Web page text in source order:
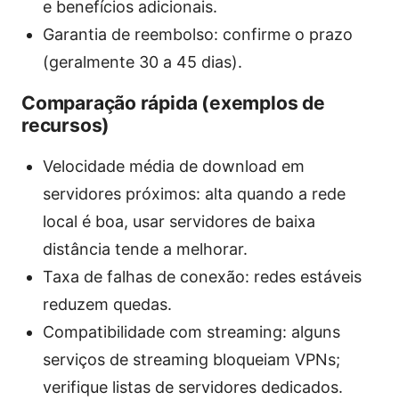
e benefícios adicionais.
Garantia de reembolso: confirme o prazo
(geralmente 30 a 45 dias).
Comparação rápida (exemplos de
recursos)
Velocidade média de download em
servidores próximos: alta quando a rede
local é boa, usar servidores de baixa
distância tende a melhorar.
Taxa de falhas de conexão: redes estáveis
reduzem quedas.
Compatibilidade com streaming: alguns
serviços de streaming bloqueiam VPNs;
verifique listas de servidores dedicados.